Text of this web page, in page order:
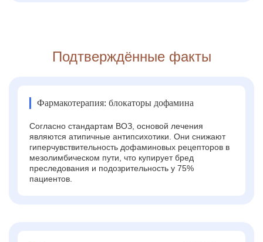
Подтверждённые факты
Фармакотерапия: блокаторы дофамина
Согласно стандартам ВОЗ, основой лечения
являются атипичные антипсихотики. Они снижают
гиперчувствительность дофаминовых рецепторов в
мезолимбическом пути, что купирует бред
преследования и подозрительность у 75%
пациентов.